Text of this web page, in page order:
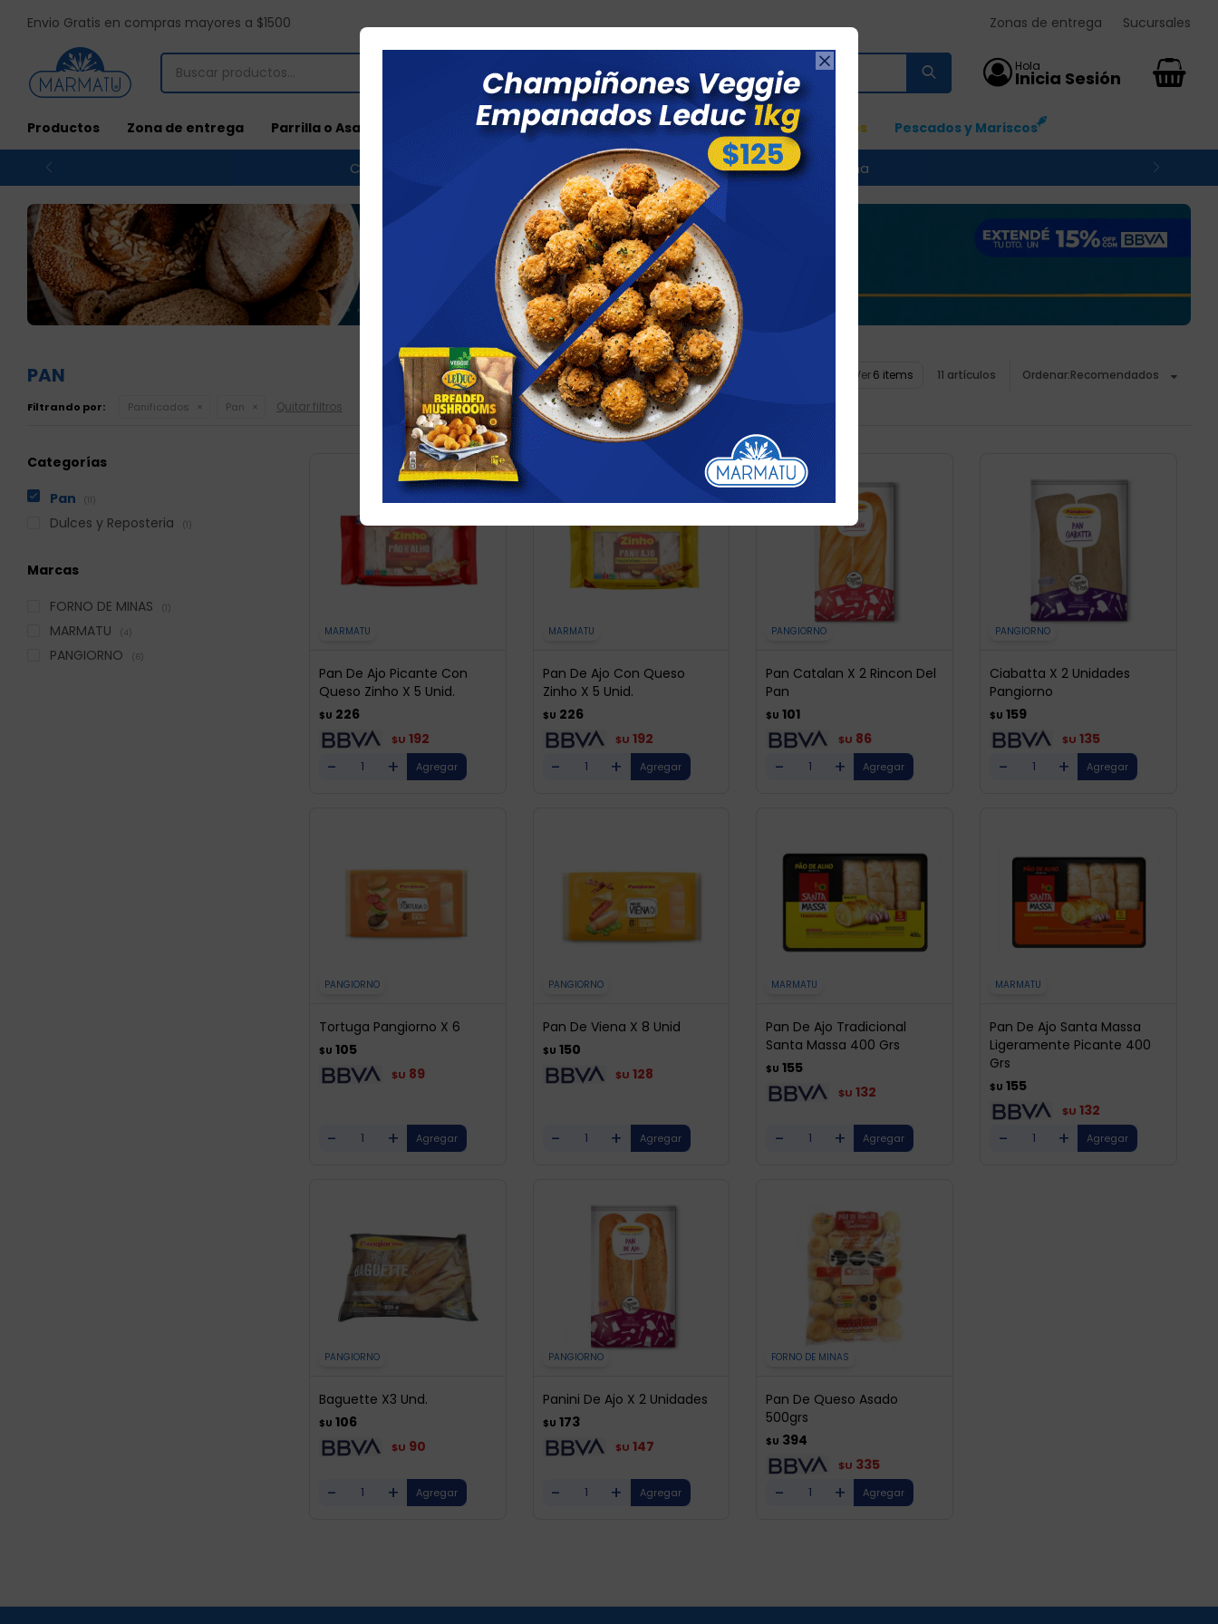

Compras menores a $ 1500 costo de envío $60 *Puede Variar según su zona
Productos Zona de entrega Parrilla o Asado Blog Ofertas Promociones Nuevos Ingresos Pescados y Mariscos
0
Envio Gratis en compras mayores a $1500 Zonas de entrega Sucursales
PAN Ver 11 artículos Recomendados
Filtrando por: Panificados Pan Quitar filtros
MARMATU
Pan De Ajo Picante Con
Queso Zinho X 5 Unid.
$U 226
$U 192
- +
MARMATU
Pan De Ajo Con Queso
Zinho X 5 Unid.
$U 226
$U 192
- +
PANGIORNO
Pan Catalan X 2 Rincon Del
Pan
$U 101
$U 86
- +
PANGIORNO
Ciabatta X 2 Unidades
Pangiorno
$U 159
$U 135
- +
PANGIORNO
Tortuga Pangiorno X 6
$U 105
$U 89
- +
PANGIORNO
Pan De Viena X 8 Unid
$U 150
$U 128
- +
MARMATU
Pan De Ajo Tradicional
Santa Massa 400 Grs
$U 155
$U 132
- +
MARMATU
Pan De Ajo Santa Massa
Ligeramente Picante 400
Grs
$U 155
$U 132
- +
PANGIORNO
Baguette X3 Und.
$U 106
$U 90
- +
PANGIORNO
Panini De Ajo X 2 Unidades
$U 173
$U 147
- +
FORNO DE MINAS
Pan De Queso Asado
500grs
$U 394
$U 335
- +
Categorías
Pan
(11)
Dulces y Reposteria (1)
Marcas
FORNO DE MINAS
(1)
MARMATU (4)
PANGIORNO (6)